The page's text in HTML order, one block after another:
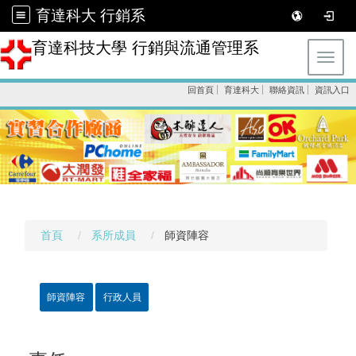
育達科大 行銷系
育達科技大學 行銷與流通管理系
回首頁 育達科大 聯絡資訊 資訊入口
首頁 系所成員 師資陣容
師資陣容 行政人員